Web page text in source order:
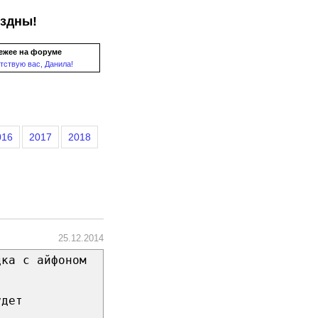
на форуме
вас, Данила!
2017 2018
25.12.2014
с айфоном